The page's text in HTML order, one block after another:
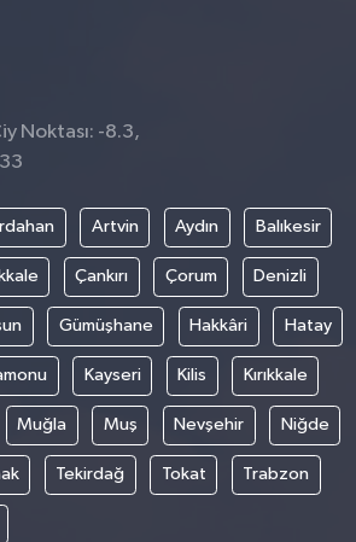
Noktası: -8.3,
Artvin Aydın Balıkesir
Çankırı Çorum Denizli
Gümüşhane Hakkâri Hatay
Kayseri Kilis Kırıkkale
Muğla Muş Nevşehir Niğde
Tekirdağ Tokat Trabzon